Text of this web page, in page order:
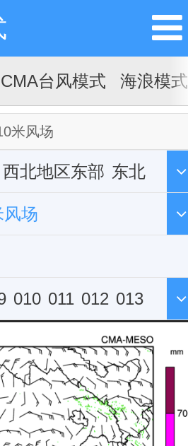
CMA台风模式 海浪模式
米风场
西北地区东部 东北
风场
风场
010 011 012 013
021 022 023 024
032 033 034 035